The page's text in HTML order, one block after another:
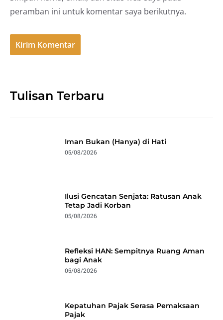
peramban ini untuk komentar saya berikutnya.
Tulisan Terbaru
Iman Bukan (Hanya) di Hati
05/08/2026
Ilusi Gencatan Senjata: Ratusan Anak
Tetap Jadi Korban
05/08/2026
Refleksi HAN: Sempitnya Ruang Aman
bagi Anak
05/08/2026
Kepatuhan Pajak Serasa Pemaksaan
Pajak